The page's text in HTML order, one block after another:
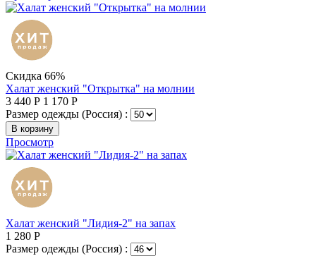
Скидка 66%
Халат женский "Открытка" на молнии
3 440 Р 1 170 Р
Размер одежды (Россия) :
В корзину
Просмотр
Халат женский "Лидия-2" на запах
1 280 Р
Размер одежды (Россия) :